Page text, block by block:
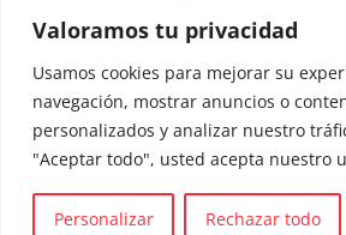
Valoramos tu privacidad
Usamos cookies para mejorar su
navegación, mostrar anuncios o
personalizados y analizar nuestro
"Aceptar todo", usted acepta nuestro
Personalizar Rechazar todo
Aviso legal y Política de
Política de cookies